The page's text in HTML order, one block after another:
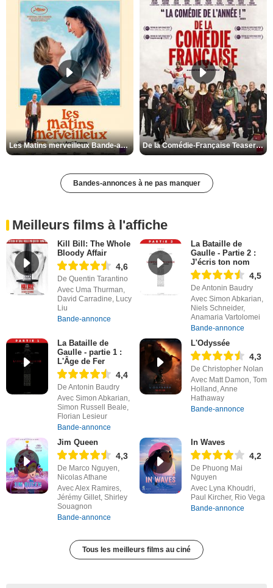
Les Matins merveilleux Bande-annonce VF De la Comédie-Française Teaser VF
Bandes-annonces à ne pas manquer
Meilleurs films à l'affiche
Kill Bill: The Whole
Bloody Affair
4,6
De Quentin Tarantino
Avec Uma Thurman,
David Carradine, Lucy
Liu
Bande-annonce
La Bataille de
Gaulle - Partie 2 :
J’écris ton nom
4,5
De Antonin Baudry
Avec Simon Abkarian,
Niels Schneider,
Anamaria Vartolomei
Bande-annonce
La Bataille de
Gaulle - partie 1 :
L'Âge de Fer
4,4
De Antonin Baudry
Avec Simon Abkarian,
Simon Russell Beale,
Florian Lesieur
Bande-annonce
L'Odyssée
4,3
De Christopher Nolan
Avec Matt Damon, Tom
Holland, Anne
Hathaway
Bande-annonce
Jim Queen
4,3
De Marco Nguyen,
Nicolas Athane
Avec Alex Ramires,
Jérémy Gillet, Shirley
Souagnon
Bande-annonce
In Waves
4,2
De Phuong Mai
Nguyen
Avec Lyna Khoudri,
Paul Kircher, Rio Vega
Bande-annonce
Tous les meilleurs films au ciné